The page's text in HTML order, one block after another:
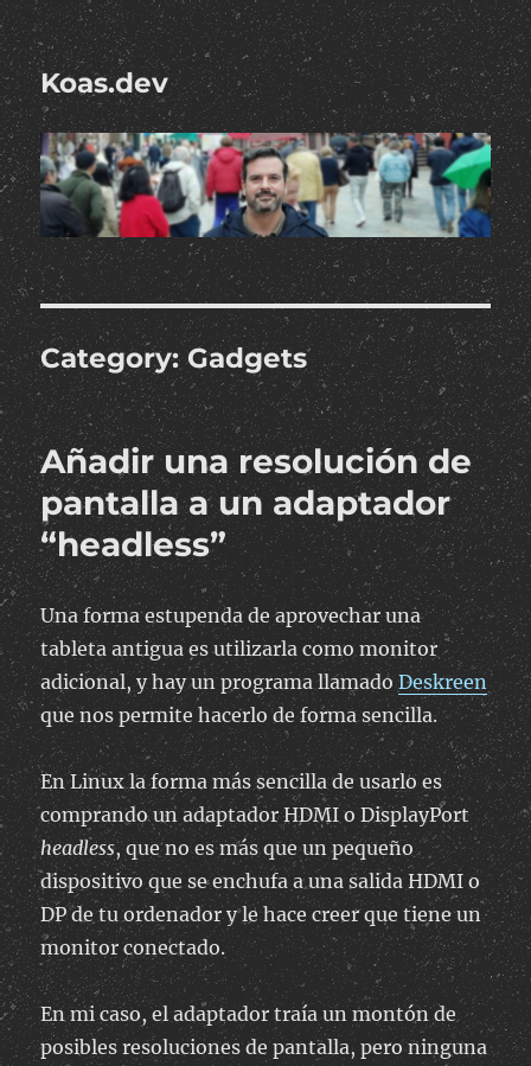
Koas.dev
Category:Gadgets
Añadir una resolución de
pantalla a un adaptador
“headless”
Una forma estupenda de aprovechar una
tableta antigua es utilizarla como monitor
adicional, y hay un programa llamadoDeskreen
que nos permite hacerlo de forma sencilla.
En Linux la forma más sencilla de usarlo es
comprando un adaptador HDMI o DisplayPort
headless, que no es más que un pequeño
dispositivo que se enchufa a una salida HDMI o
DP de tu ordenador y le hace creer que tiene un
monitor conectado.
En mi caso, el adaptador traía un montón de
posibles resoluciones de pantalla, pero ninguna